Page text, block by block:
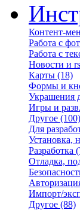
Контент-
Работа с
Работа с
Новости и
Карты (18)
Формы и
Украшения
Игры и
Другое (100)
Для
Установка,
Разработка
Отладка,
Импорт/
Другое (88)